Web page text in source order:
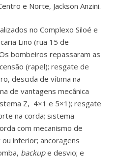
e Norte, Jackson Anzini.
no Complexo Siloé e
Lino (rua 15 de
bombeiros repassaram as
(rapel); resgate de
descida de vítima na
de vantagens mecânica
Z, 4×1 e 5×1); resgate
na corda; sistema
com mecanismo de
inferior; ancoragens
backupe desvio; e